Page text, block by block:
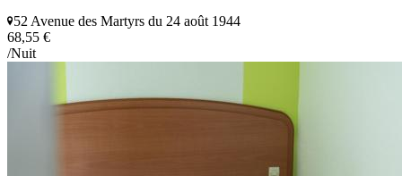
52 Avenue des Martyrs du 24 août 1944
68,55 €
/Nuit